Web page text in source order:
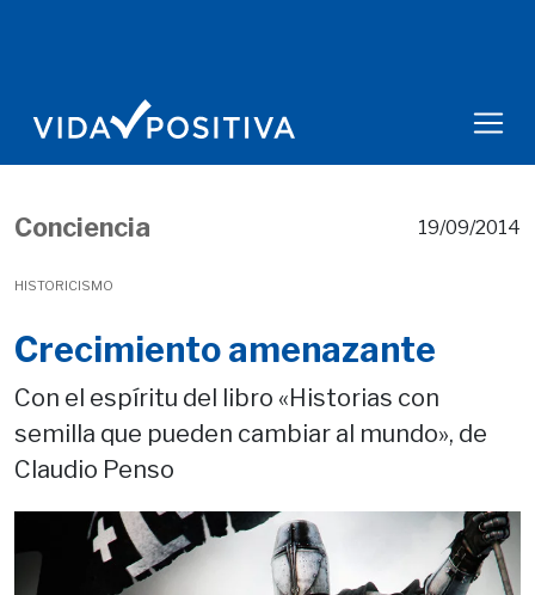
Conciencia
HISTORICISMO
19/09/2014
Crecimiento amenazante
Con el espíritu del libro «Historias con
semilla que pueden cambiar al mundo», de
Claudio Penso